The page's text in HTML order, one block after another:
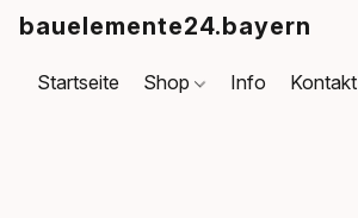
bauelemente24.bayern
Startseite Shop Info Kontakt